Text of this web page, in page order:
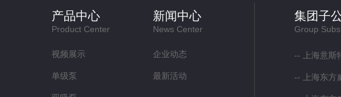
产品中心
Product Center
视频展示
单级泵
新闻中心
News Center
企业动态
最新活动
集团子
Group
上海意
上海东